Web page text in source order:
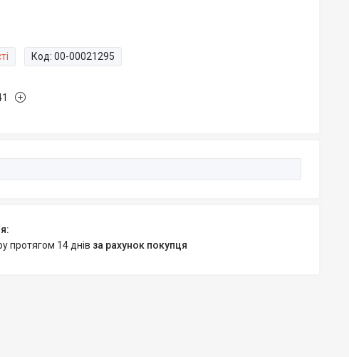
Код: 00-00021295
протягом 14 днів за рахунок покупця